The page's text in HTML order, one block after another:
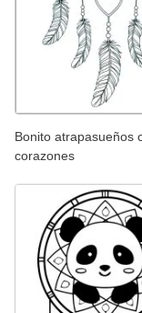
Bonito atrapasueños
corazones